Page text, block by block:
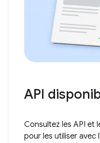
API
Consultez les API et
pour les utiliser avec